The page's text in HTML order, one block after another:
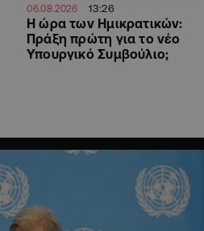
06.08.2026 13:26
Η ώρα των Ημικρατικών:
Πράξη πρώτη για το νέο
Υπουργικό Συμβούλιο;